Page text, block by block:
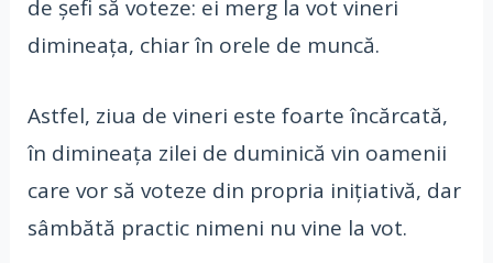
de șefi să voteze: ei merg la vot vineri
dimineața, chiar în orele de muncă.
Astfel, ziua de vineri este foarte încărcată,
în dimineața zilei de duminică vin oamenii
care vor să voteze din propria inițiativă, dar
sâmbătă practic nimeni nu vine la vot.